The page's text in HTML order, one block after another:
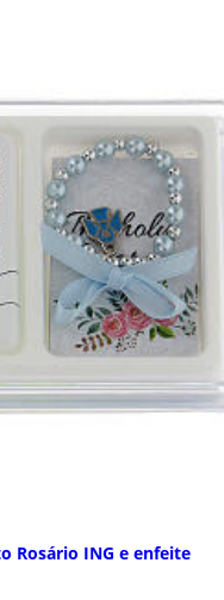
Rosário ING e enfeite